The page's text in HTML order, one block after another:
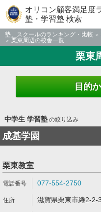
オリコン顧客満足度
塾・学習塾 検索
塾、スクールのランキング・比較
栗東周辺の校舎一覧
栗東
目的
中学生 学習塾の絞り込み
成基学園
栗東教室
077-554-2750
滋賀県栗東市綣2-2-